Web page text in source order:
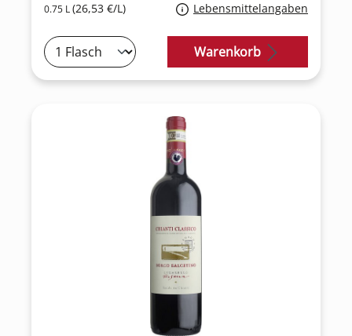
0.75 L(26,53 €/L) Lebensmittelangaben
Warenkorb